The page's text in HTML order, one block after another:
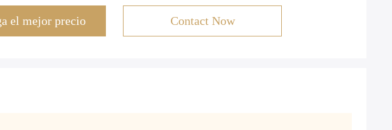
el mejor precio Contact Now